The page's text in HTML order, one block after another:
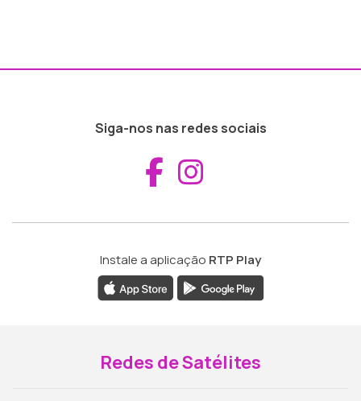
Siga-nos nas redes sociais
Aceder ao
Instale a aplicação RTP Play
Redes de Satélites